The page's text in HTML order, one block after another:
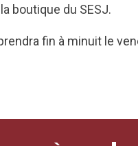
boutique du SESJ.
fin à minuit le